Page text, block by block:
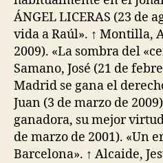
ÁNGEL LICERAS (23 de
vida a Raúl». ↑ Montilla,
2009). «La sombra del
Samano, José (21 de
Madrid se gana el
Juan (3 de marzo de
ganadora, su mejor
de marzo de 2001). «Un
Barcelona». ↑ Alcaide,